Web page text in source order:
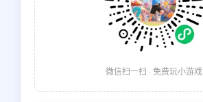
微信扫一扫 · 免费玩小游戏